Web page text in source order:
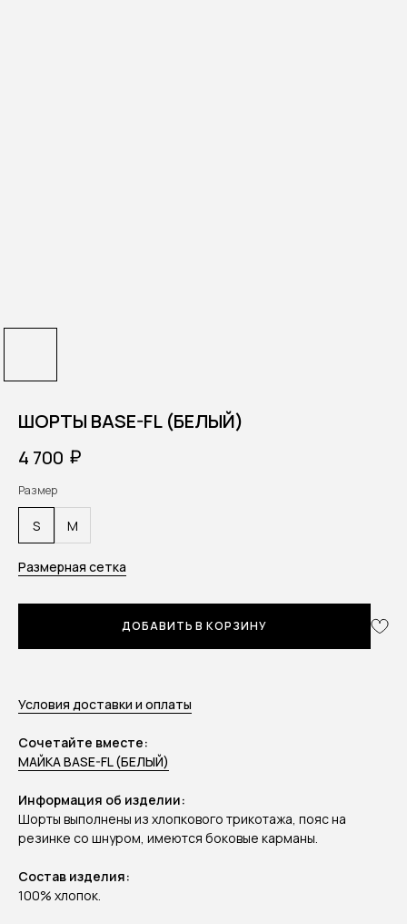
ШОРТЫ BASE-FL (БЕЛЫЙ)
4 700 ₽
Размер
S M
Размерная сетка
ДОБАВИТЬ В КОРЗИНУ
Условия доставки и оплаты
Сочетайте вместе:
МАЙКА BASE-FL (БЕЛЫЙ)
Информация об изделии:
Шорты выполнены из хлопкового трикотажа, пояс на
резинке со шнуром, имеются боковые карманы.
Состав изделия:
100% хлопок.